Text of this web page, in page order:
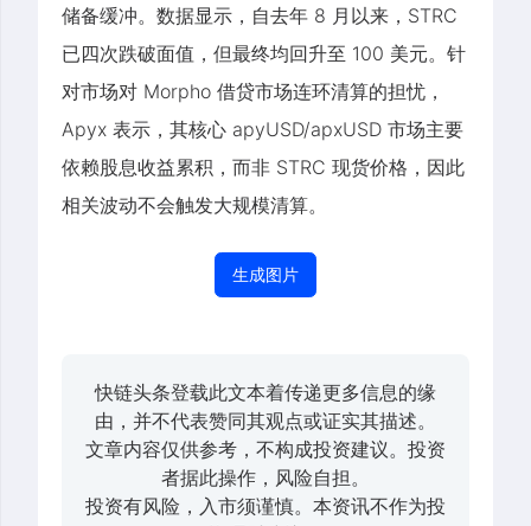
储备缓冲。数据显示，自去年 8 月以来，STRC
已四次跌破面值，但最终均回升至 100 美元。针
对市场对 Morpho 借贷市场连环清算的担忧，
Apyx 表示，其核心 apyUSD/apxUSD 市场主要
依赖股息收益累积，而非 STRC 现货价格，因此
相关波动不会触发大规模清算。
生成图片
快链头条登载此文本着传递更多信息的缘
由，并不代表赞同其观点或证实其描述。
文章内容仅供参考，不构成投资建议。投资
者据此操作，风险自担。
投资有风险，入市须谨慎。本资讯不作为投